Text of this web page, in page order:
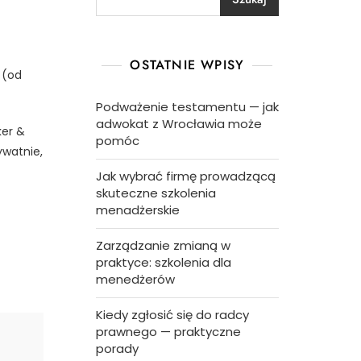
(od
&
OSTATNIE WPISY
Podważenie testamentu — jak
adwokat z Wrocławia może
pomóc
Jak wybrać firmę prowadzącą
skuteczne szkolenia
menadżerskie
Zarządzanie zmianą w
praktyce: szkolenia dla
menedżerów
Kiedy zgłosić się do radcy
prawnego — praktyczne
porady